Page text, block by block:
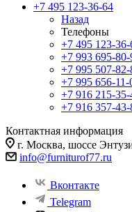
+7 495 123-36-64
Назад
Телефоны
+7 495 123-36-
+7 993 695-80-
+7 995 507-82-
+7 995 656-11-
+7 916 215-35-
+7 916 357-43-
Контактная информация
г. Москва, шоссе
info@furniturof77.ru
Вконтакте
Telegram